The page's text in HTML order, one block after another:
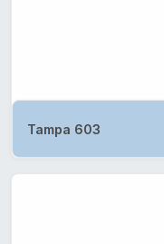
Tampa 603